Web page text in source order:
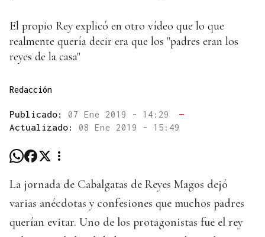
El propio Rey explicó en otro vídeo que lo que
realmente quería decir era que los "padres eran los
reyes de la casa"
Redacción
Publicado: 07 Ene 2019 - 14:29
—
Actualizado: 08 Ene 2019 - 15:49
La jornada de Cabalgatas de Reyes Magos dejó
varias anécdotas y confesiones que muchos padres
querían evitar. Uno de los protagonistas fue el rey